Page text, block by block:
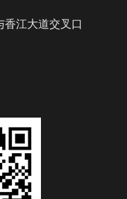
香江大道交叉口